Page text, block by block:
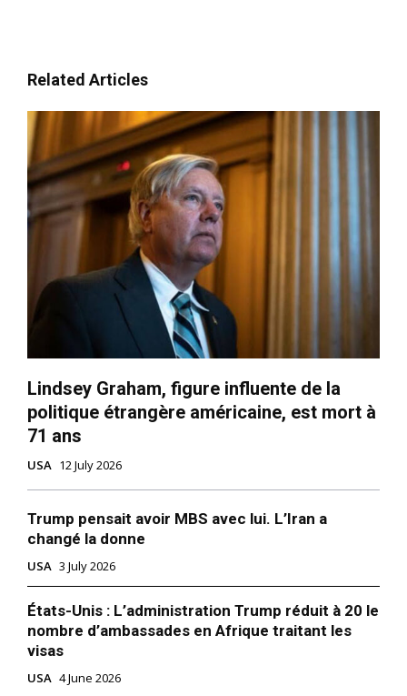
Related Articles
Lindsey Graham, figure influente de la
politique étrangère américaine, est mort à
71 ans
USA 12 July 2026
Trump pensait avoir MBS avec lui. L’Iran a
changé la donne
USA 3 July 2026
États-Unis : L’administration Trump réduit à 20 le
nombre d’ambassades en Afrique traitant les
visas
USA 4 June 2026